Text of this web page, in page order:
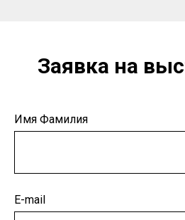
Заявка на
Имя Фамилия
E-mail